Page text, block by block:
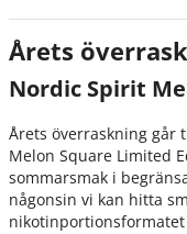
Årets
Nordic Spirit
Årets överraskning går
Melon Square Limited
sommarsmak i
någonsin vi kan hitta